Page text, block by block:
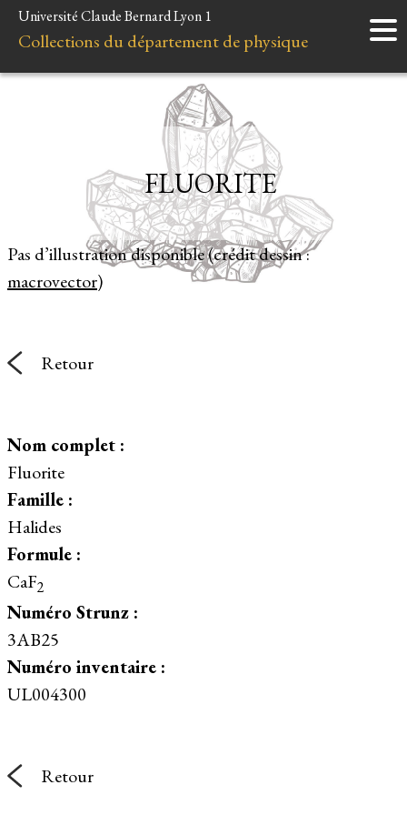
Accueil
Instruments
Liens et ressources
Université Claude Bernard Lyon 1
Collections du département de physique
Pas d’illustration disponible (crédit dessin :
macrovector)
FLUORITE
Retour
Nom complet :
Fluorite
Famille :
Halides
Formule :
CaF2
Numéro Strunz :
3AB25
Numéro inventaire :
UL004300
Retour